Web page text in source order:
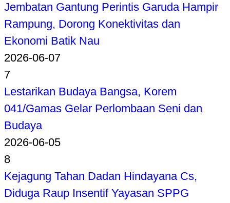
Jembatan Gantung Perintis Garuda Hampir
Rampung, Dorong Konektivitas dan
Ekonomi Batik Nau
2026-06-07
7
Lestarikan Budaya Bangsa, Korem
041/Gamas Gelar Perlombaan Seni dan
Budaya
2026-06-05
8
Kejagung Tahan Dadan Hindayana Cs,
Diduga Raup Insentif Yayasan SPPG